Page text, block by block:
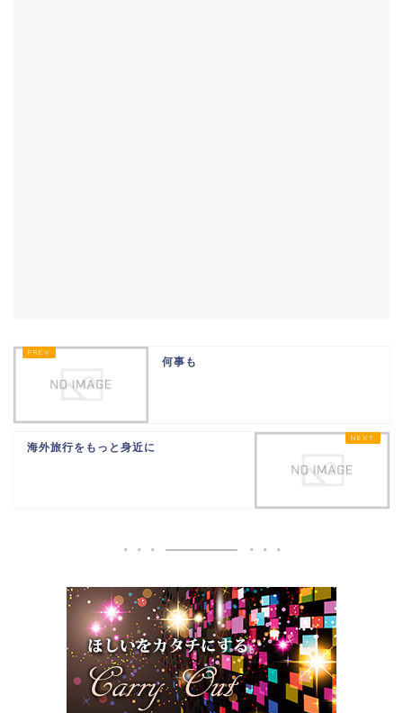
何事も
海外旅行をもっと身近に